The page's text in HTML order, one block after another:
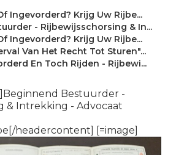
Ingevorderd? Krijg Uw Rijbe...
- Rijbewijsschorsing & In...
Ingevorderd? Krijg Uw Rijbe...
Van Het Recht Tot Sturen"...
En Toch Rijden - Rijbewi...
Bestuurder -
& Intrekking - Advocaat
headercontent] [=image]